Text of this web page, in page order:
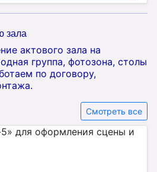
зала
актового зала на
группа, фотозона, столы
по договору,
Смотреть все